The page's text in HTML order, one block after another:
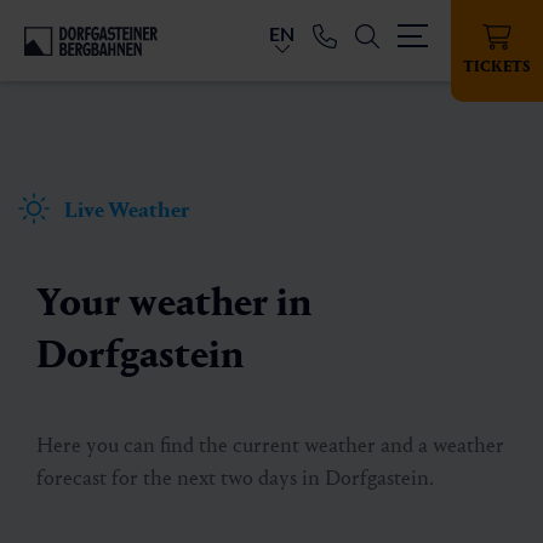
TICKETS
EN
Live Weather
Your weather in
Dorfgastein
Here you can find the current weather and a weather
forecast for the next two days in Dorfgastein.